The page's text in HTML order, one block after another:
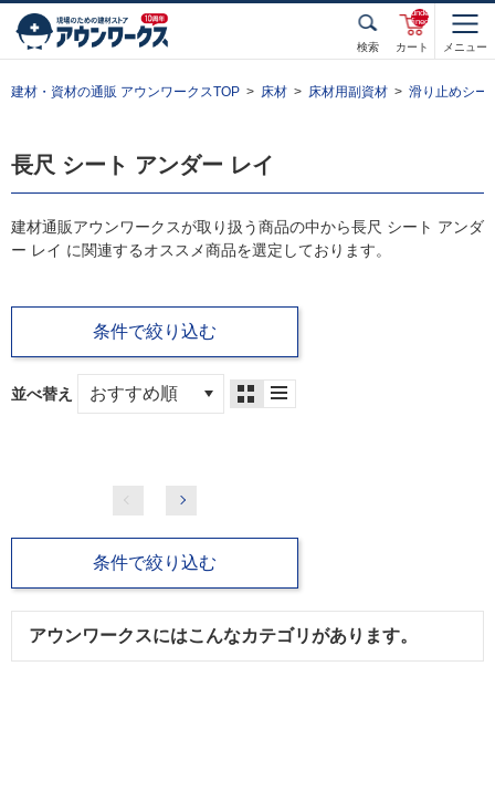
検索 カート
unde
fined
メニュー
建材・資材の通販 アウンワークスTOP 床材 床材用副資材 滑り止めシー
長尺 シート アンダー レイ
建材通販アウンワークスが取り扱う商品の中から長尺 シート アンダ
ー レイ に関連するオススメ商品を選定しております。
条件で絞り込む
並べ替え
条件で絞り込む
アウンワークスにはこんなカテゴリがあります。